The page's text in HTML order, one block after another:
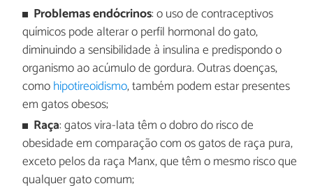
Problemas endócrinos: o uso de contraceptivos
químicos pode alterar o perfil hormonal do gato,
diminuindo a sensibilidade à insulina e predispondo o
organismo ao acúmulo de gordura. Outras doenças,
comohipotireoidismo, também podem estar presentes
em gatos obesos;
Raça: gatos vira-lata têm o dobro do risco de
obesidade em comparação com os gatos de raça pura,
exceto pelos da raça Manx, que têm o mesmo risco que
qualquer gato comum;